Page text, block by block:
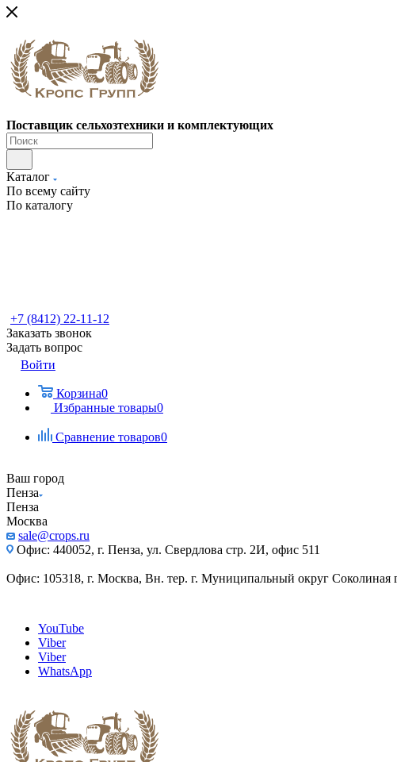
Поставщик сельхозтехники и комплектующих
Каталог
По всему сайту
По каталогу
+7 (8412) 22-11-12
Заказать звонок
Задать вопрос
Войти
Корзина0
Избранные товары0
Сравнение товаров0
Ваш город
Пенза
Пенза
Москва
sale@crops.ru
Офис: 440052, г. Пенза, ул. Свердлова стр. 2И, офис 511
Офис: 105318, г. Москва, Вн. тер. г. Муниципальный округ Соколиная
YouTube
Viber
Viber
WhatsApp